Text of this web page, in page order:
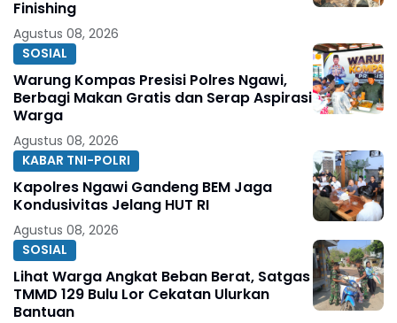
Finishing
Agustus 08, 2026
SOSIAL
Warung Kompas Presisi Polres Ngawi,
Berbagi Makan Gratis dan Serap Aspirasi
Warga
Agustus 08, 2026
KABAR TNI-POLRI
Kapolres Ngawi Gandeng BEM Jaga
Kondusivitas Jelang HUT RI
Agustus 08, 2026
SOSIAL
Lihat Warga Angkat Beban Berat, Satgas
TMMD 129 Bulu Lor Cekatan Ulurkan
Bantuan